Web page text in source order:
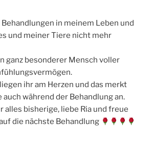
in meinem Leben und
und meiner Tiere nicht mehr
ganz besonderer Mensch voller
ihr am Herzen und das merkt
auch während der Behandlung an.
alles bisherige, liebe Ria und freue
die nächste Behandlung